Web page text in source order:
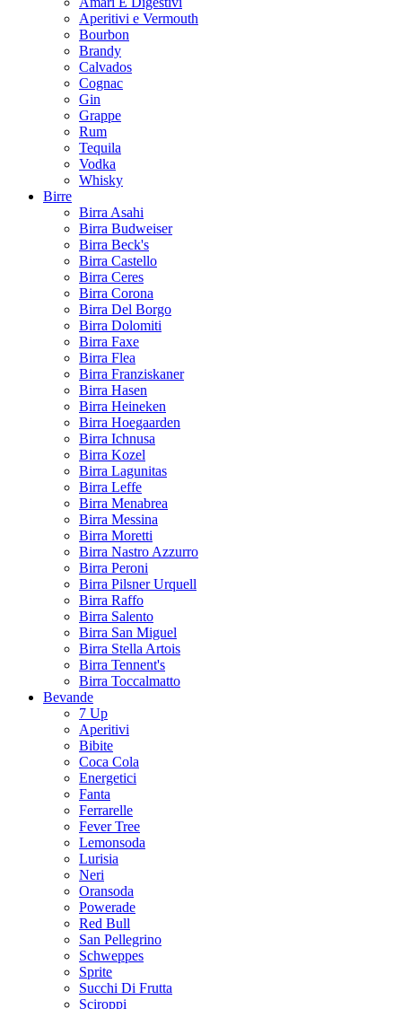
Aperitivi e Vermouth
Bourbon
Brandy
Calvados
Cognac
Gin
Grappe
Rum
Tequila
Vodka
Whisky
Birre
Birra Asahi
Birra Budweiser
Birra Beck's
Birra Castello
Birra Ceres
Birra Corona
Birra Del Borgo
Birra Dolomiti
Birra Faxe
Birra Flea
Birra Franziskaner
Birra Hasen
Birra Heineken
Birra Hoegaarden
Birra Ichnusa
Birra Kozel
Birra Lagunitas
Birra Leffe
Birra Menabrea
Birra Messina
Birra Moretti
Birra Nastro Azzurro
Birra Peroni
Birra Pilsner Urquell
Birra Raffo
Birra Salento
Birra San Miguel
Birra Stella Artois
Birra Tennent's
Birra Toccalmatto
Bevande
7 Up
Aperitivi
Bibite
Coca Cola
Energetici
Fanta
Ferrarelle
Fever Tree
Lemonsoda
Lurisia
Neri
Oransoda
Powerade
Red Bull
San Pellegrino
Schweppes
Sprite
Succhi Di Frutta
Sciroppi